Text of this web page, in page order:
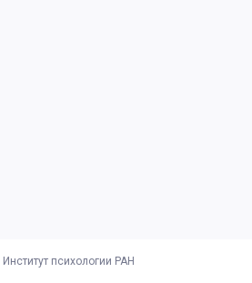
Институт психологии РАН